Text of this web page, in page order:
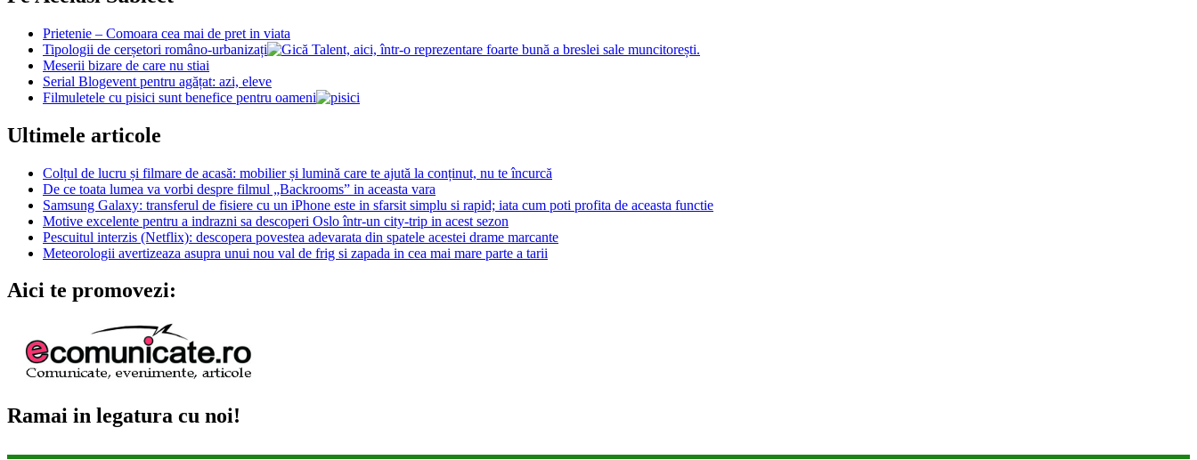
Prietenie – Comoara cea mai de pret in viata
Tipologii de cerșetori româno-urbanizați
Meserii bizare de care nu stiai
Serial Blogevent pentru agățat: azi, eleve
Filmuletele cu pisici sunt benefice pentru oameni
Ultimele articole
Colțul de lucru și filmare de acasă: mobilier și lumină care te ajută la conținut, nu te încurcă
De ce toata lumea va vorbi despre filmul „Backrooms” in aceasta vara
Samsung Galaxy: transferul de fisiere cu un iPhone este in sfarsit simplu si rapid; iata cum poti profita de aceasta functie
Motive excelente pentru a indrazni sa descoperi Oslo într-un city-trip in acest sezon
Pescuitul interzis (Netflix): descopera povestea adevarata din spatele acestei drame marcante
Meteorologii avertizeaza asupra unui nou val de frig si zapada in cea mai mare parte a tarii
Aici te promovezi:
Ramai in legatura cu noi!